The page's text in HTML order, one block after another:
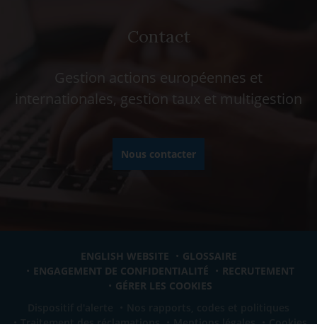
Contact
Gestion actions européennes et
internationales, gestion taux et multigestion
Nous contacter
ENGLISH WEBSITE
GLOSSAIRE
ENGAGEMENT DE CONFIDENTIALITÉ
RECRUTEMENT
GÉRER LES COOKIES
Traitement des réclamations
Mentions légales Cookies